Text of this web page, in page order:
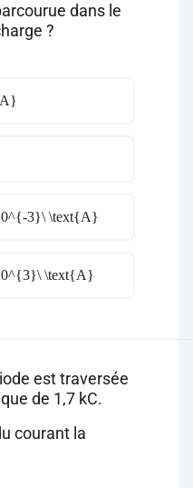
dans le
?
3}\ \text{A}
\text{A}
est traversée
de 1,7 kC.
courant la